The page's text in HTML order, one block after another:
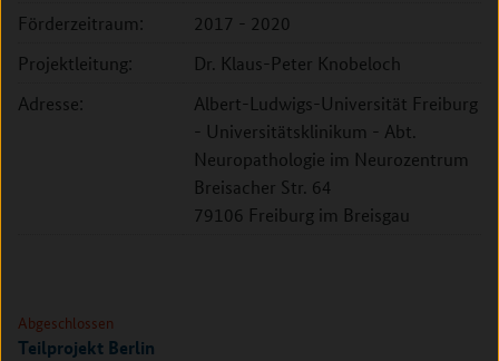
Förderzeitraum:
2017 - 2020
Projektleitung:
Dr. Klaus-Peter Knobeloch
Adresse:
Albert-Ludwigs-Universität Freiburg
- Universitätsklinikum - Abt.
Neuropathologie im Neurozentrum
Breisacher Str. 64
79106 Freiburg im Breisgau
Abgeschlossen
Teilprojekt Berlin